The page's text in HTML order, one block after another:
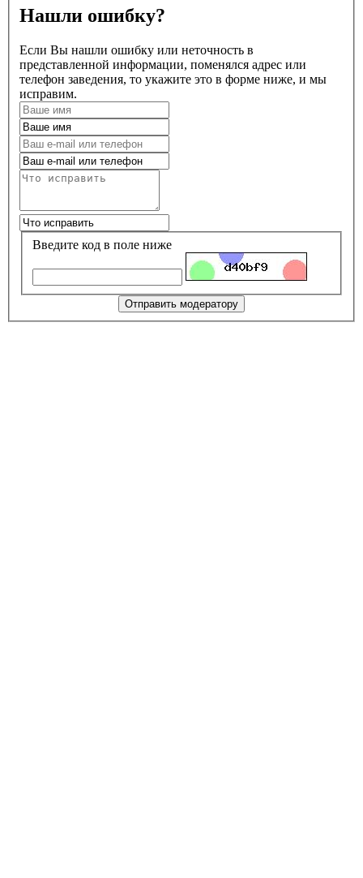
Нашли ошибку?
Если Вы нашли ошибку или неточность в
представленной информации, поменялся адрес или
телефон заведения, то укажите это в форме ниже, и мы
исправим.
Введите код в поле ниже
Отправить модератору